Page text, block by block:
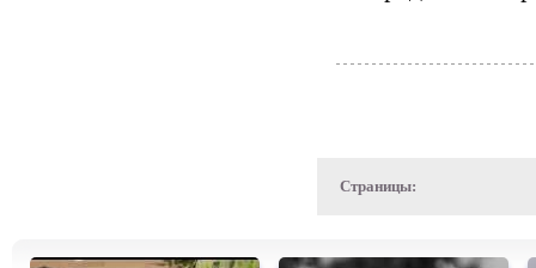
Страницы: